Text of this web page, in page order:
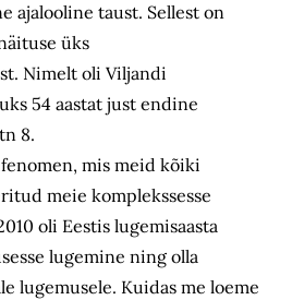
ajalooline taust. Sellest on
üks
Nimelt oli Viljandi
54 aastat just endine
8.
mis meid kõiki
meie komplekssesse
oli Eestis lugemisaasta
lugemine ning olla
lugemusele. Kuidas me loeme